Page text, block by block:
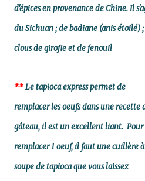
d'épices en provenance de Chine. Il
du Sichuan ; de badiane (anis étoilé)
clous de girofle et de fenouil
**Le tapioca express permet de
remplacer les oeufs dans une recette
gâteau, il est un excellent liant. Pour
remplacer 1 oeuf, il faut une cuillère à
soupe de tapioca que vous laissez